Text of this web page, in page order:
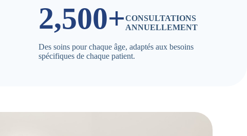
2,500+CONSULTATIONS
ANNUELLEMENT
Des soins pour chaque âge, adaptés aux besoins
spécifiques de chaque patient.